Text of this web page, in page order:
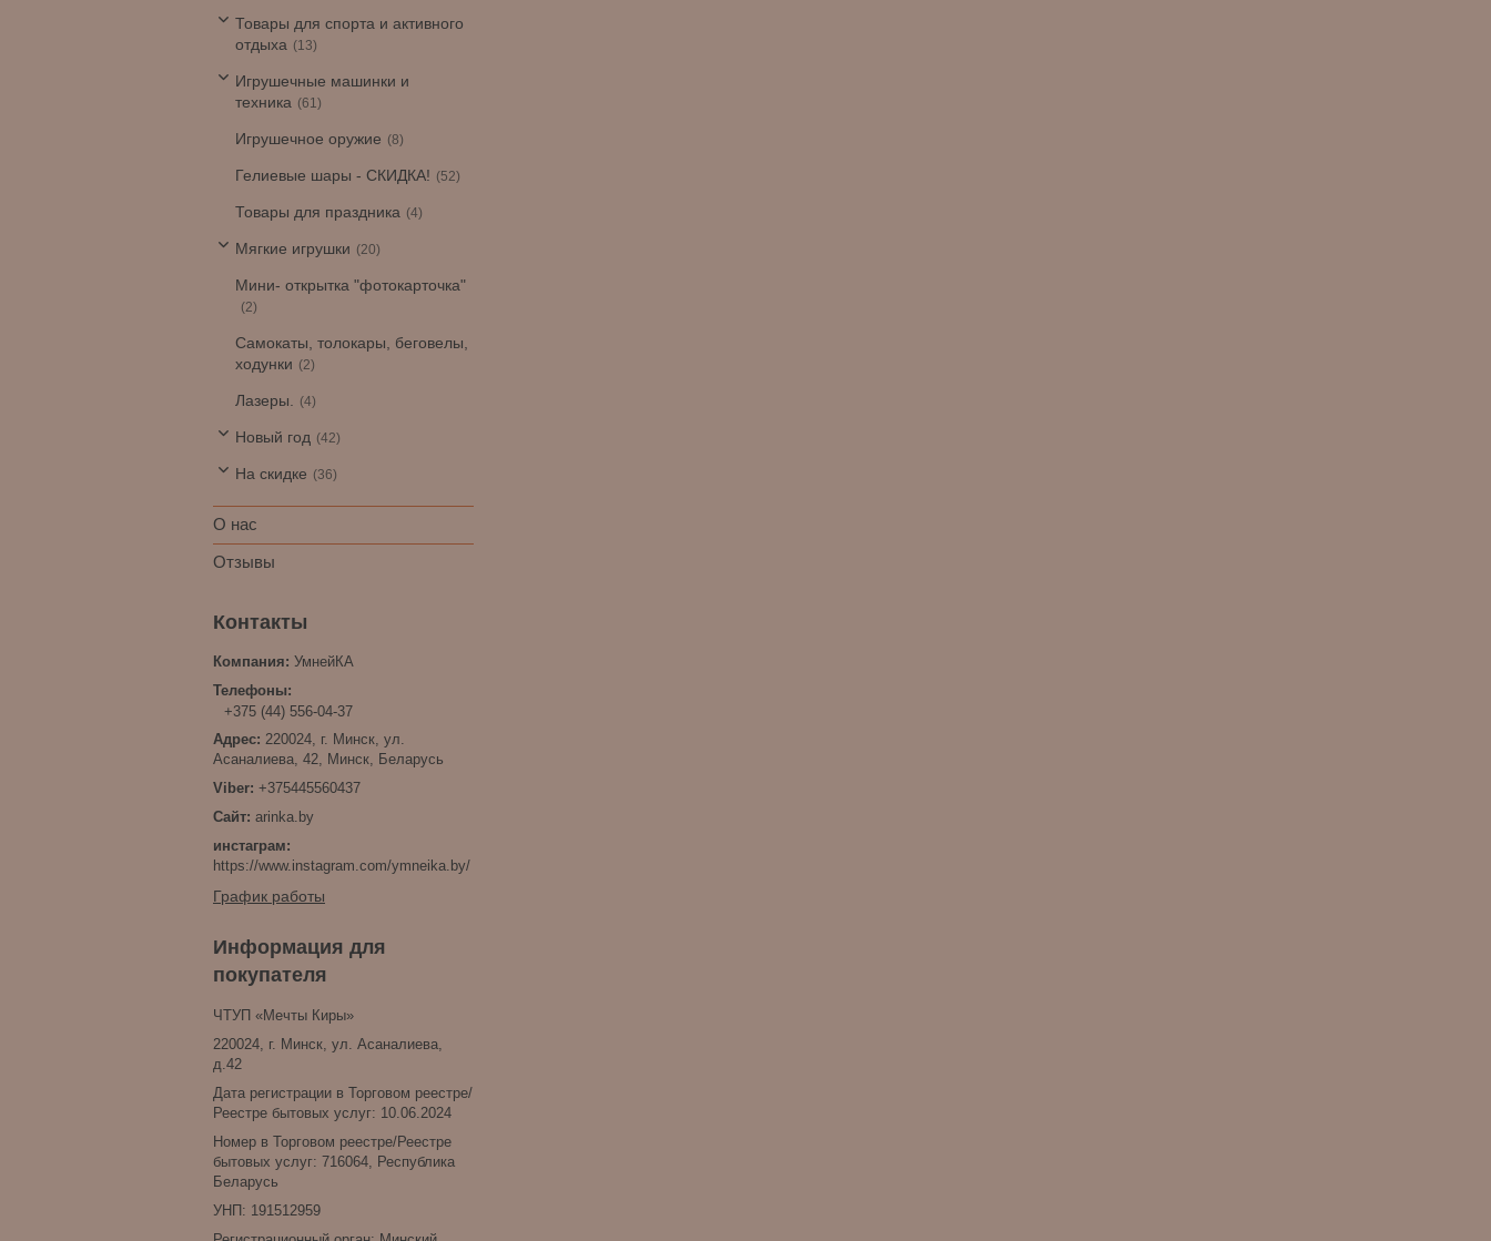
Товары для спорта и активного
отдыха
13
Игрушечные машинки и
техника
61
Игрушечное оружие 8
Гелиевые шары - СКИДКА! 52
Товары для праздника 4
Мягкие игрушки 20
Мини- открытка "фотокарточка"
2
Самокаты, толокары, беговелы,
ходунки
2
Лазеры. 4
Новый год 42
На скидке 36
О нас
Отзывы
УмнейКА
+375 (44) 556-04-37
220024, г. Минск, ул.
Асаналиева, 42, Минск, Беларусь
+375445560437
arinka.by
инстаграм
https://www.instagram.com/ymneika.by/
График работы
Информация для
покупателя
ЧТУП «Мечты Киры»
220024, г. Минск, ул. Асаналиева,
д.42
Дата регистрации в Торговом реестре/
Реестре бытовых услуг: 10.06.2024
Номер в Торговом реестре/Реестре
бытовых услуг: 716064, Республика
Беларусь
УНП: 191512959